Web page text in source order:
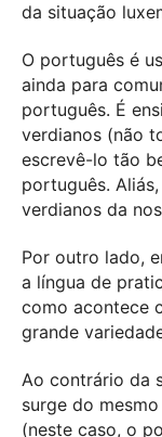
da situação
O português é
ainda para
português. É
verdianos (não
escrevê-lo tão
português.
verdianos da
Por outro lado,
a língua de
como acontece
grande
Ao contrário da
surge do mesmo
(neste caso, o